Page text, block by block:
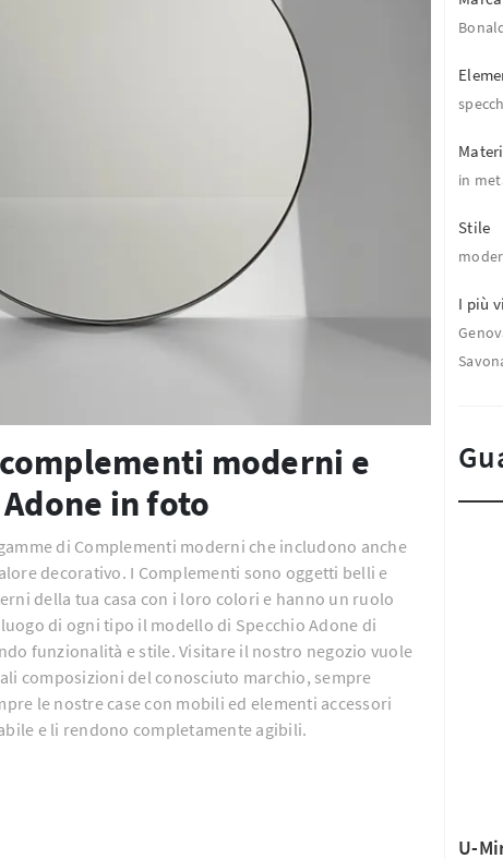
moderni e
in foto
di Complementi moderni che includono anche
decorativo. I Complementi sono oggetti belli e
della tua casa con i loro colori e hanno un ruolo
di ogni tipo il modello di Specchio Adone di
funzionalità e stile. Visitare il nostro negozio vuole
composizioni del conosciuto marchio, sempre
le nostre case con mobili ed elementi accessori
e li rendono completamente agibili.
in
Stile
I più
U-